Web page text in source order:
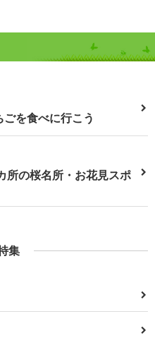
を食べに行こう
所の桜名所・お花見スポ
集